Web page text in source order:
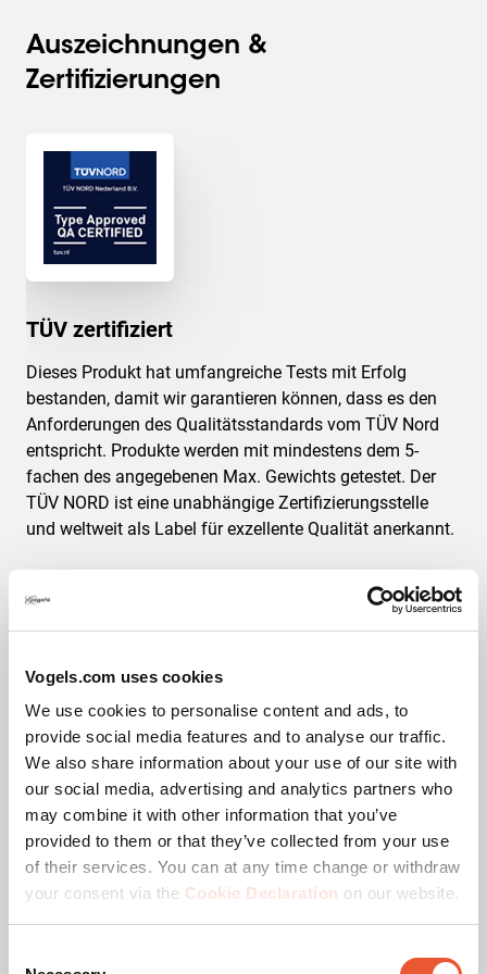
Vogels.com uses cookies
We use cookies to personalise content and ads, to
provide social media features and to analyse our traffic.
We also share information about your use of our site with
our social media, advertising and analytics partners who
may combine it with other information that you’ve
provided to them or that they’ve collected from your use
of their services. You can at any time change or withdraw
your consent via the Cookie Declaration on our website.
Vogel’s. For Sure.
Auszeichnungen &
Zertifizierungen
TÜV zertifiziert
Dieses Produkt hat umfangreiche Tests mit Erfolg
bestanden, damit wir garantieren können, dass es den
Anforderungen des Qualitätsstandards vom TÜV Nord
entspricht. Produkte werden mit mindestens dem 5-
fachen des angegebenen Max. Gewichts getestet. Der
TÜV NORD ist eine unabhängige Zertifizierungsstelle
und weltweit als Label für exzellente Qualität anerkannt.
Fußabdruck
Wir sind transparent, was den ökologischen Fußabdruck
unserer Produkte angeht. Wir wollen, dass Sie wissen,
welche Auswirkungen Ihre Entscheidung hat.
Ausführlichere Informationen finden Sie auf dem
Ökoblatt
des Produkts.